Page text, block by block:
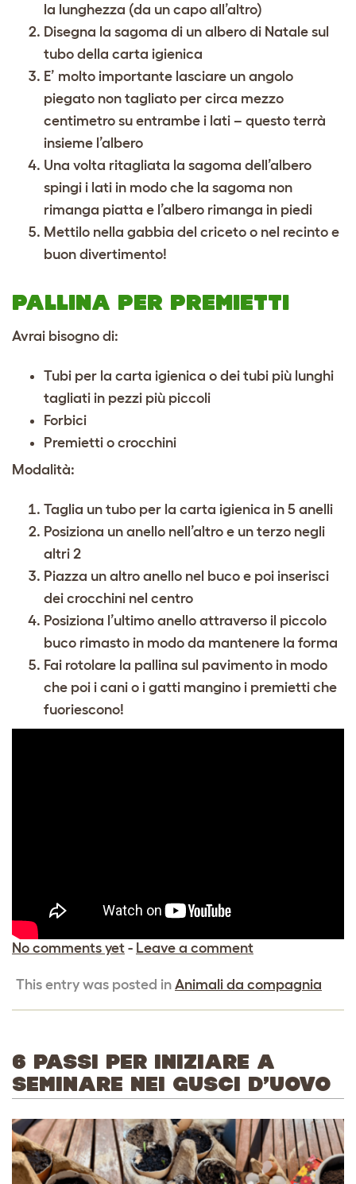
la lunghezza (da un capo all’altro)
Disegna la sagoma di un albero di Natale sul
tubo della carta igienica
E’ molto importante lasciare un angolo
piegato non tagliato per circa mezzo
centimetro su entrambe i lati – questo terrà
insieme l’albero
Una volta ritagliata la sagoma dell’albero
spingi i lati in modo che la sagoma non
rimanga piatta e l’albero rimanga in piedi
Mettilo nella gabbia del criceto o nel recinto e
buon divertimento!
PALLINA PER PREMIETTI
Avrai bisogno di:
Tubi per la carta igienica o dei tubi più lunghi
tagliati in pezzi più piccoli
Forbici
Premietti o crocchini
Modalità:
Taglia un tubo per la carta igienica in 5 anelli
Posiziona un anello nell’altro e un terzo negli
altri 2
Piazza un altro anello nel buco e poi inserisci
dei crocchini nel centro
Posiziona l’ultimo anello attraverso il piccolo
buco rimasto in modo da mantenere la forma
Fai rotolare la pallina sul pavimento in modo
che poi i cani o i gatti mangino i premietti che
fuoriescono!
No comments yet - Leave a comment
This entry was posted in Animali da compagnia
6 PASSI PER INIZIARE A
SEMINARE NEI GUSCI D’UOVO